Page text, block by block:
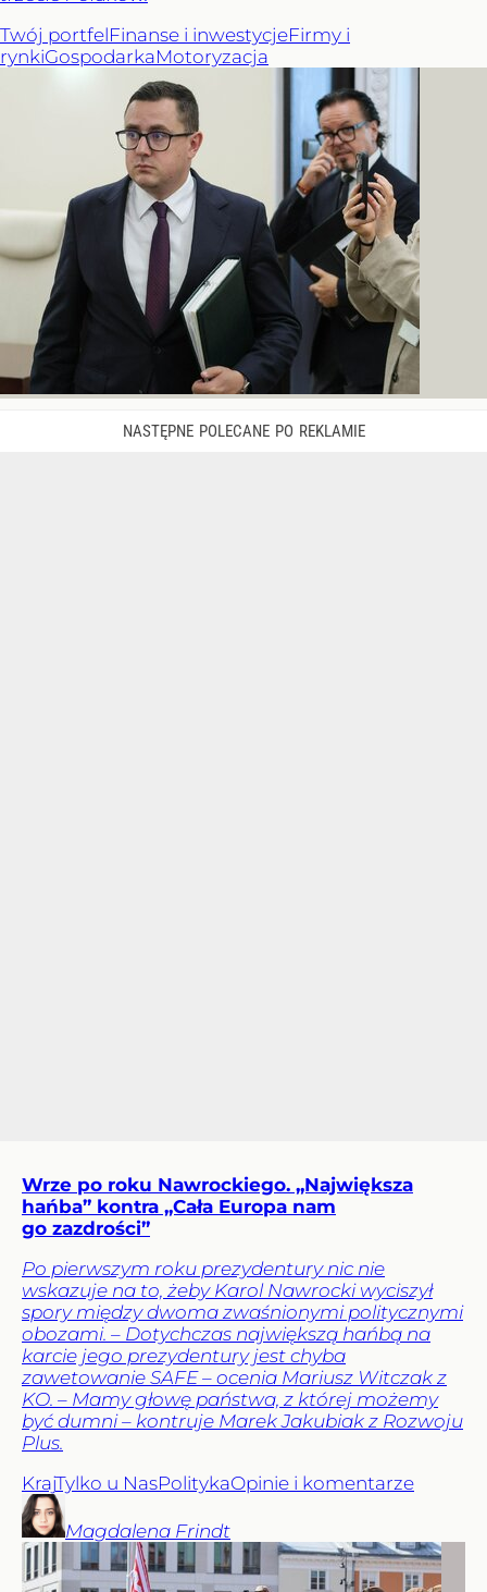
Twój portfelFinanse i inwestycjeFirmy i
rynkiGospodarkaMotoryzacja
Wrze po roku Nawrockiego. „Największa
hańba” kontra „Cała Europa nam
go zazdrości”
Po pierwszym roku prezydentury nic nie
wskazuje na to, żeby Karol Nawrocki wyciszył
spory między dwoma zwaśnionymi politycznymi
obozami. – Dotychczas największą hańbą na
karcie jego prezydentury jest chyba
zawetowanie SAFE – ocenia Mariusz Witczak z
KO. – Mamy głowę państwa, z której możemy
być dumni – kontruje Marek Jakubiak z Rozwoju
Plus.
KrajTylko u NasPolitykaOpinie i komentarze
Magdalena Frindt